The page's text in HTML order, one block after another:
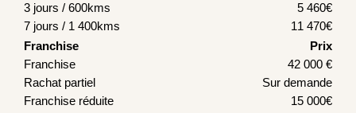
3 jours / 600kms
5 460€
7 jours / 1 400kms
11 470€
Franchise
Prix
Franchise
42 000 €
Rachat partiel
Sur demande
Franchise réduite
15 000€